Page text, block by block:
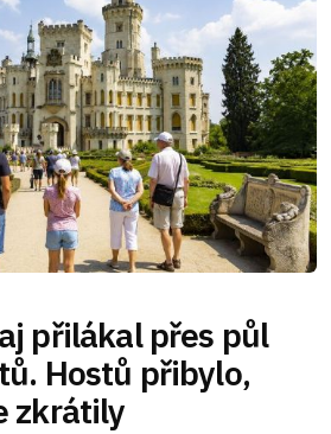
přilákal přes půl
Hostů přibylo,
zkrátily